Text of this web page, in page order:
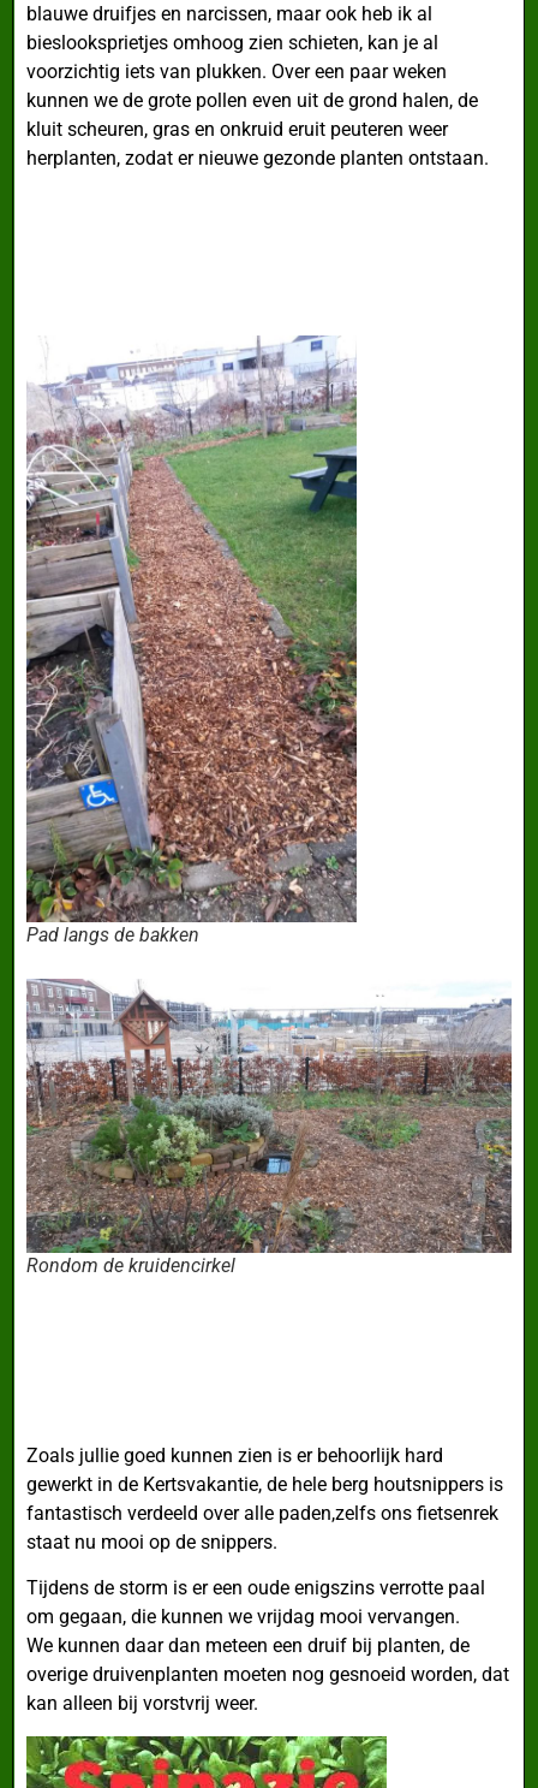
blauwe druifjes en narcissen, maar ook heb ik al
bieslooksprietjes omhoog zien schieten, kan je al
voorzichtig iets van plukken. Over een paar weken
kunnen we de grote pollen even uit de grond halen, de
kluit scheuren, gras en onkruid eruit peuteren weer
herplanten, zodat er nieuwe gezonde planten ontstaan.
Pad langs de bakken
Rondom de kruidencirkel
Zoals jullie goed kunnen zien is er behoorlijk hard
gewerkt in de Kertsvakantie, de hele berg houtsnippers is
fantastisch verdeeld over alle paden,zelfs ons fietsenrek
staat nu mooi op de snippers.
Tijdens de storm is er een oude enigszins verrotte paal
om gegaan, die kunnen we vrijdag mooi vervangen.
We kunnen daar dan meteen een druif bij planten, de
overige druivenplanten moeten nog gesnoeid worden, dat
kan alleen bij vorstvrij weer.